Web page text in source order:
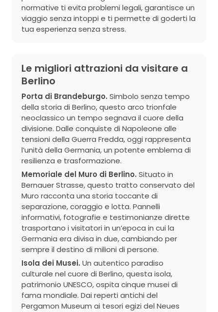
normative ti evita problemi legali, garantisce un
viaggio senza intoppi e ti permette di goderti la
tua esperienza senza stress.
Le migliori attrazioni da visitare a
Berlino
Porta di Brandeburgo. Simbolo senza tempo
della storia di Berlino, questo arco trionfale
neoclassico un tempo segnava il cuore della
divisione. Dalle conquiste di Napoleone alle
tensioni della Guerra Fredda, oggi rappresenta
l’unità della Germania, un potente emblema di
resilienza e trasformazione.
Memoriale del Muro di Berlino. Situato in
Bernauer Strasse, questo tratto conservato del
Muro racconta una storia toccante di
separazione, coraggio e lotta. Pannelli
informativi, fotografie e testimonianze dirette
trasportano i visitatori in un’epoca in cui la
Germania era divisa in due, cambiando per
sempre il destino di milioni di persone.
Isola dei Musei. Un autentico paradiso
culturale nel cuore di Berlino, questa isola,
patrimonio UNESCO, ospita cinque musei di
fama mondiale. Dai reperti antichi del
Pergamon Museum ai tesori egizi del Neues